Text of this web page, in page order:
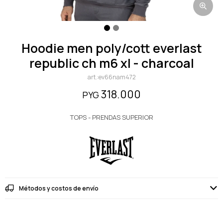
hoodie men poly/cott everlast
republic ch m6 xl - charcoal
ev66nam472
PYG 318.000
TOPS - PRENDAS SUPERIOR
Métodos y costos de envío